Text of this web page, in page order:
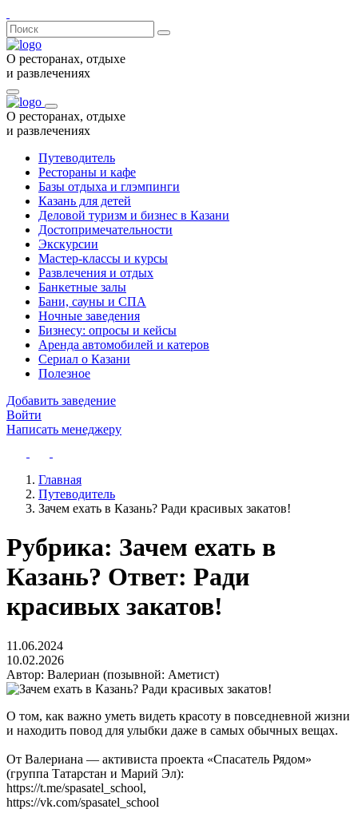
О ресторанах, отдыхе
и развлечениях
О ресторанах, отдыхе
и развлечениях
Путеводитель
Рестораны и кафе
Базы отдыха и глэмпинги
Казань для детей
Деловой туризм и бизнес в Казани
Достопримечательности
Экскурсии
Мастер-классы и курсы
Развлечения и отдых
Банкетные залы
Бани, сауны и СПА
Ночные заведения
Бизнесу: опросы и кейсы
Аренда автомобилей и катеров
Сериал о Казани
Полезное
Добавить заведение
Войти
Написать менеджеру
Главная
Путеводитель
Зачем ехать в Казань? Ради красивых закатов!
Рубрика: Зачем ехать в
Казань? Ответ: Ради
красивых закатов!
11.06.2024
10.02.2026
Автор: Валериан (позывной: Аметист)
О том, как важно уметь видеть красоту в повседневной жизни
и находить повод для улыбки даже в самых обычных вещах.
От Валериана — активиста проекта «Спасатель Рядом»
(группа Татарстан и Марий Эл):
https://t.me/spasatel_school,
https://vk.com/spasatel_school